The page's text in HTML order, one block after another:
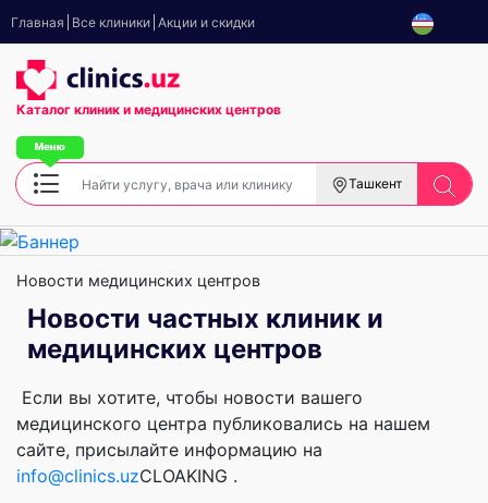
Главная Все клиники Акции и скидки
Каталог клиник и медицинских центров
Ташкент
Новости медицинских центров
Новости частных клиник и
медицинских центров
Если вы хотите, чтобы новости вашего
медицинского центра публиковались на нашем
сайте, присылайте информацию на
info@clinics.uzCLOAKING .